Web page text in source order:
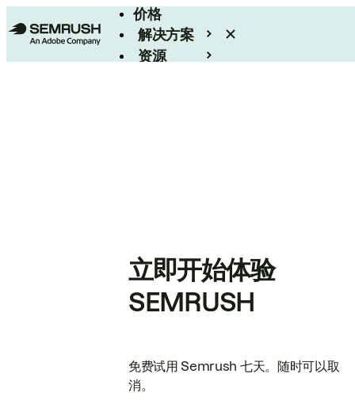
价格
解决方案
资源
立即开始体验
SEMRUSH
免费试用 Semrush 七天。随时可以取
消。